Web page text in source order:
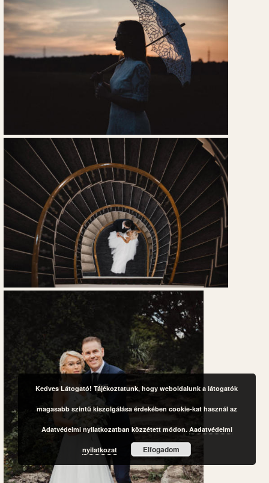
Kedves Látogató! Tájékoztatunk, hogy weboldalunk a látogatók
magasabb szintű kiszolgálása érdekében cookie-kat használ az
Adatvédelmi nyilatkozatban közzétett módon. Aadatvédelmi
nyilatkozat Elfogadom